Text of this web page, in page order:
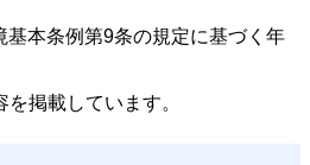
基本条例第9条の規定に基づく年
掲載しています。